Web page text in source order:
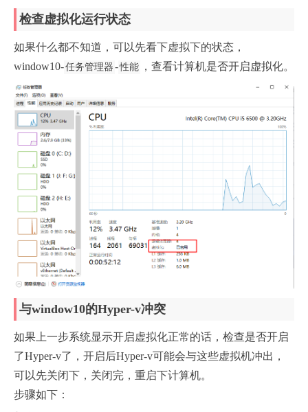
检查虚拟化运行状态
如果什么都不知道，可以先看下虚拟下的状态，
window10-任务管理器-性能 ，查看计算机是否开启虚拟化。
与window10的Hyper-v冲突
如果上一步系统显示开启虚拟化正常的话，检查是否开启
了Hyper-v了，开启后Hyper-v可能会与这些虚拟机冲出，
可以先关闭下，关闭完，重启下计算机。
步骤如下：